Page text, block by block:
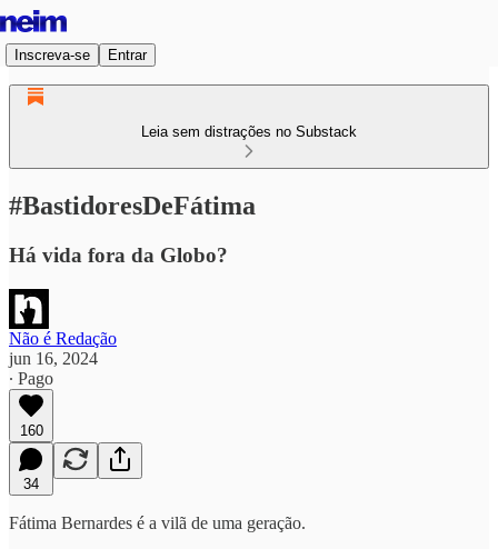
Inscreva-se Entrar
Leia sem distrações no Substack
#BastidoresDeFátima
Há vida fora da Globo?
Não é Redação
jun 16, 2024
∙ Pago
160
34
Fátima Bernardes é a vilã de uma geração.